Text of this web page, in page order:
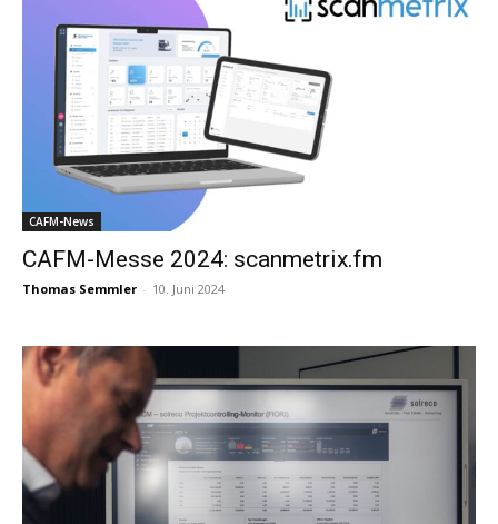
CAFM-News
CAFM-Messe 2024: scanmetrix.fm
Thomas Semmler - 10. Juni 2024